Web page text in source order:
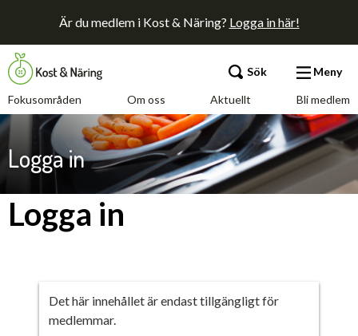
Är du medlem i Kost & Näring? Logga in här!
Fokusområden Om oss Aktuellt Bli medlem
Sök Meny
Fokusområden
Om oss
Aktuellt
Kontakt Annonsera
Logga in
Logga in
Det här innehållet är endast tillgängligt för
medlemmar.